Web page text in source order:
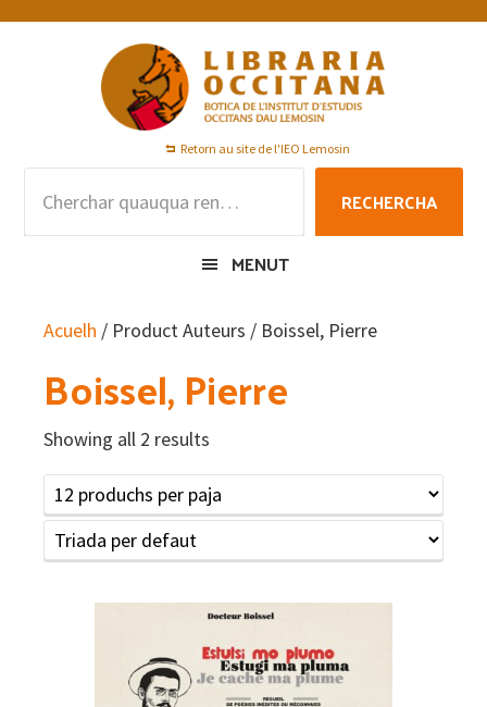
Skip
Skip
Skip
Retorn au site de l'IEO Lemosin
RECHERCHA
MENUT
Acuelh / Product Auteurs / Boissel, Pierre
Boissel, Pierre
Showing all 2 results